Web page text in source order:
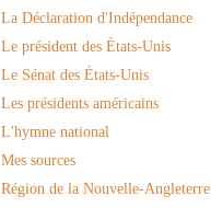
La Déclaration d'Indépendance
Le président des États-Unis
Le Sénat des États-Unis
Les présidents américains
L'hymne national
Mes sources
Région de la Nouvelle-Angleterre